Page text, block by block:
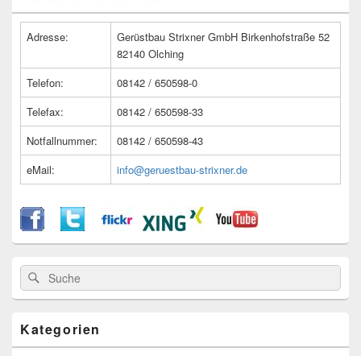
Widget-
Adresse:
Gerüstbau Strixner GmbH Birkenhofstraße 52
82140 Olching
Telefon:
08142 / 650598-0
Telefax:
08142 / 650598-33
Notfallnummer:
08142 / 650598-43
eMail:
info@geruestbau-strixner.de
Suche
nach:
Suche
Kategorien